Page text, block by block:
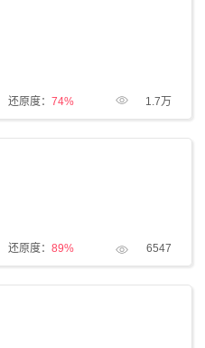
还原度： 74% 1.7万
还原度： 89% 6547